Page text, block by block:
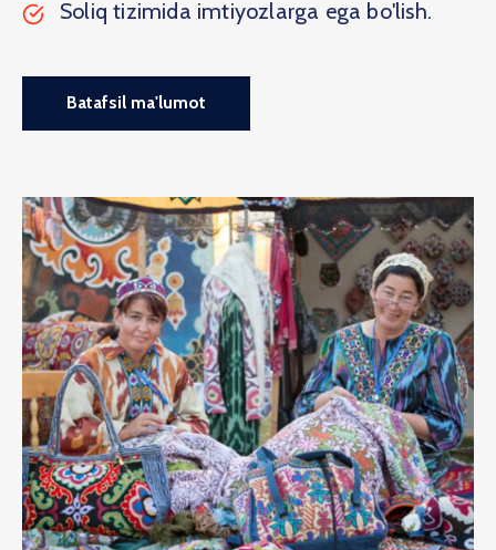
Soliq tizimida imtiyozlarga ega bo'lish.
Batafsil ma'lumot